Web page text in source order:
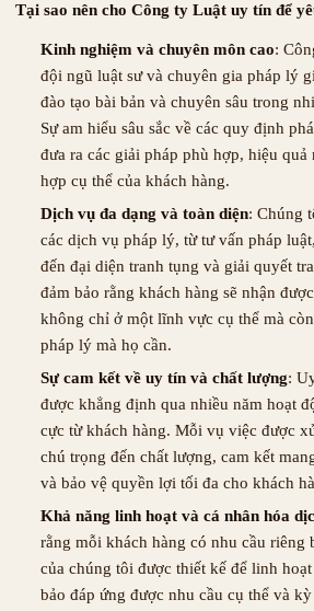
Tại sao nên cho Công ty Luật uy tín để
Kinh nghiệm và chuyên môn cao:
đội ngũ luật sư và chuyên gia pháp lý
đào tạo bài bản và chuyên sâu trong
Sự am hiểu sâu sắc về các quy định
đưa ra các giải pháp phù hợp, hiệu quả
hợp cụ thể của khách hàng.
Dịch vụ đa dạng và toàn diện: Chúng
các dịch vụ pháp lý, từ tư vấn pháp
đến đại diện tranh tụng và giải quyết
đảm bảo rằng khách hàng sẽ nhận
không chỉ ở một lĩnh vực cụ thể mà
pháp lý mà họ cần.
Sự cam kết về uy tín và chất lượng:
được khẳng định qua nhiều năm hoạt
cực từ khách hàng. Mỗi vụ việc được
chú trọng đến chất lượng, cam kết
và bảo vệ quyền lợi tối đa cho khách
Khả năng linh hoạt và cá nhân hóa
rằng mỗi khách hàng có nhu cầu riêng
của chúng tôi được thiết kế để linh
bảo đáp ứng được nhu cầu cụ thể và